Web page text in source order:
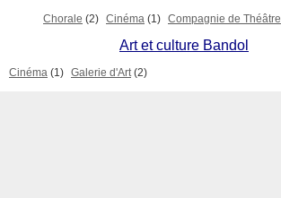
Chorale (2) Cinéma (1) Compagnie de Théâtre
Art et culture Bandol
Cinéma (1) Galerie d'Art (2)